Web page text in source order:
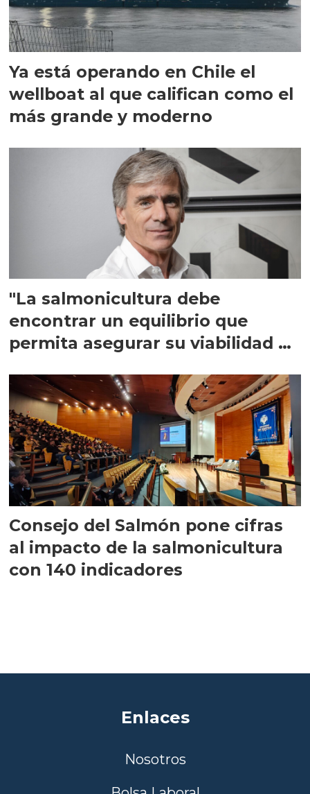
Ya está operando en Chile el
wellboat al que califican como el
más grande y moderno
"La salmonicultura debe
encontrar un equilibrio que
permita asegurar su viabilidad de
Consejo del Salmón pone cifras
al impacto de la salmonicultura
con 140 indicadores
Enlaces
Nosotros